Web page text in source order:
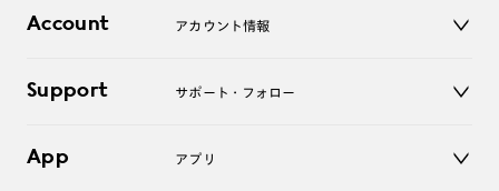
コンタクトレンズ
アクセサリー
オンラインショップ
Account アカウント情報
ログアウト
Support サポート・フォロー
よくあるご質問
App アプリ